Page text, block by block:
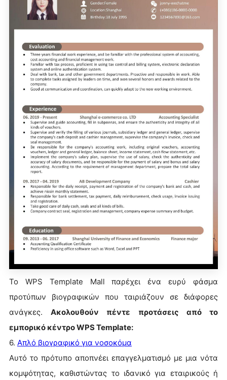
Το WPS Template Mall παρέχει ένα ευρύ φάσμα
προτύπων βιογραφικών που ταιριάζουν σε διάφορες
ανάγκες.Ακολουθούν πέντε προτάσεις από το
εμπορικό κέντρο WPS Template:
6. Απλό βιογραφικό για νοσοκόμα
Αυτό το πρότυπο αποπνέει επαγγελματισμό με μια νότα
κομψότητας, καθιστώντας το ιδανικό για εταιρικούς ή